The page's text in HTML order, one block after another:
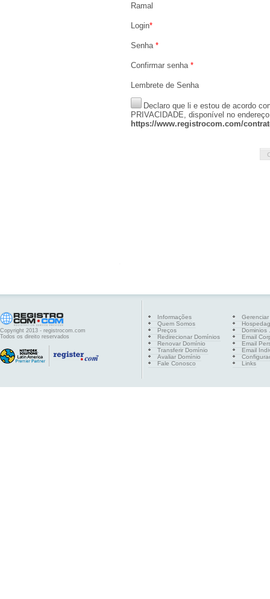
Ramal
Login*
Senha *
Confirmar senha *
Lembrete de Senha
Declaro que li e estou de acordo
PRIVACIDADE, disponível no
https://www.registrocom.com/
Copyright 2013 - registrocom.com
Todos os direito reservados
Informações
Quem Somos
Preços
Redirecionar Domínios
Renovar Domínio
Transferir Domínio
Avaliar Domínio
Fale Conosco
Dominios
Email
Email
Email
Links